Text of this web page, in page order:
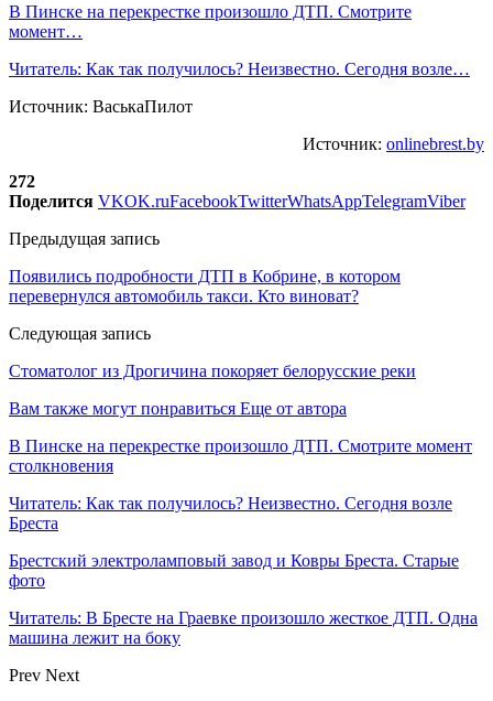
В Пинске на перекрестке произошло ДТП. Смотрите
момент…
Читатель: Как так получилось? Неизвестно. Сегодня возле…
Источник: ВаськаПилот
Источник: onlinebrest.by
272
Поделится VKOK.ruFacebookTwitterWhatsAppTelegramViber
Предыдущая запись
Появились подробности ДТП в Кобрине, в котором
перевернулся автомобиль такси. Кто виноват?
Следующая запись
Стоматолог из Дрогичина покоряет белорусские реки
Вам также могут понравиться Еще от автора
В Пинске на перекрестке произошло ДТП. Смотрите момент
столкновения
Читатель: Как так получилось? Неизвестно. Сегодня возле
Бреста
Брестский электроламповый завод и Ковры Бреста. Старые
фото
Читатель: В Бресте на Граевке произошло жесткое ДТП. Одна
машина лежит на боку
Prev Next